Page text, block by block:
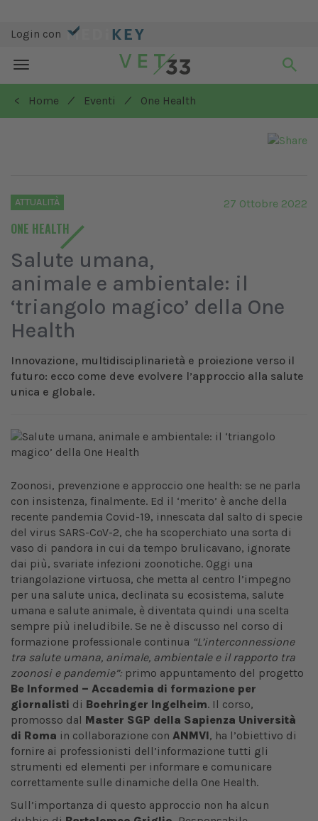
Login con
Toggle
navigation
< Home
/ Eventi / One Health
ATTUALITÀ
ONE HEALTH
27 Ottobre 2022
Salute umana,
animale e ambientale: il
‘triangolo magico’ della One
Health
Innovazione, multidisciplinarietà e proiezione verso il
futuro: ecco come deve evolvere l’approccio alla salute
unica e globale.
Zoonosi, prevenzione e approccio one health: se ne parla
con insistenza, finalmente. Ed il ‘merito’ è anche della
recente pandemia Covid-19, innescata dal salto di specie
del virus SARS-CoV-2, che ha scoperchiato una sorta di
vaso di pandora in cui da tempo brulicavano, ignorate
dai più, svariate infezioni zoonotiche. Oggi una
triangolazione virtuosa, che metta al centro l’impegno
per una salute unica, declinata su ecosistema, salute
umana e salute animale, è diventata quindi una scelta
sempre più ineludibile. Se ne è discusso nel corso di
formazione professionale continua “L’interconnessione
tra salute umana, animale, ambientale e il rapporto tra
zoonosi e pandemie”: primo appuntamento del progetto
Be Informed – Accademia di formazione per
giornalisti di Boehringer Ingelheim. Il corso,
promosso dal Master SGP della Sapienza Università
di Roma in collaborazione con ANMVI, ha l’obiettivo di
fornire ai professionisti dell’informazione tutti gli
strumenti ed elementi per informare e comunicare
correttamente sulle dinamiche della One Health.
Sull’importanza di questo approccio non ha alcun